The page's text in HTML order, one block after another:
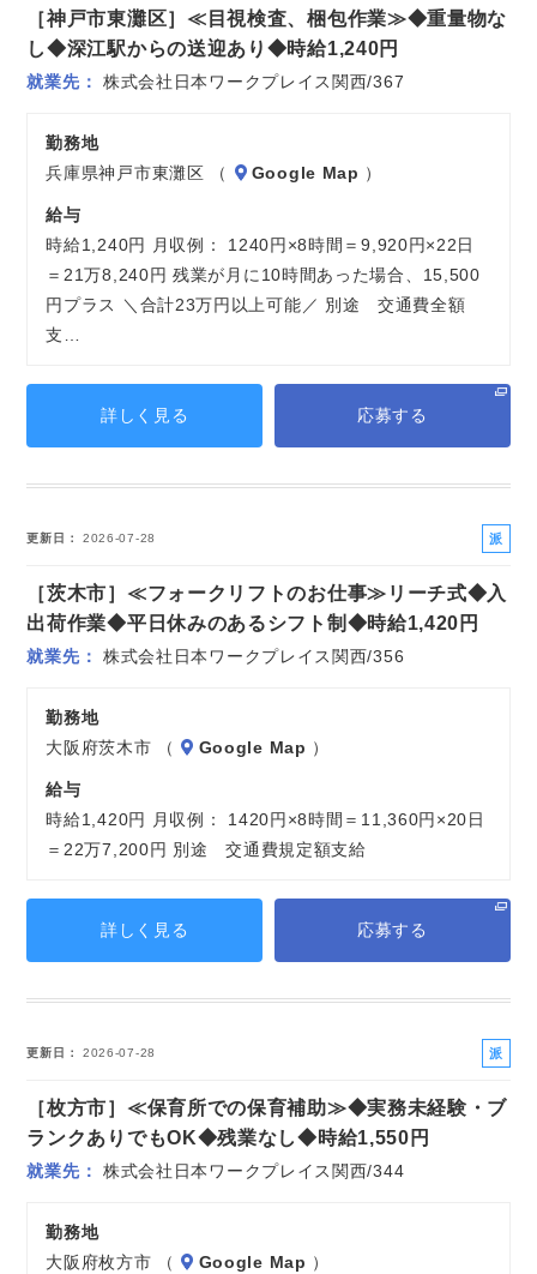
社
［神戸市東灘区］≪目視検査、梱包作業≫◆重量物な
し◆深江駅からの送迎あり◆時給1,240円
就業先 株式会社日本ワークプレイス関西/367
勤務地
兵庫県神戸市東灘区 （
Google Map ）
給与
時給1,240円 月収例： 1240円×8時間＝9,920円×22日
＝21万8,240円 残業が月に10時間あった場合、15,500
円プラス ＼合計23万円以上可能／ 別途 交通費全額
支…
詳しく見る 応募する
更新日 2026-07-28
派
社
［茨木市］≪フォークリフトのお仕事≫リーチ式◆入
出荷作業◆平日休みのあるシフト制◆時給1,420円
就業先 株式会社日本ワークプレイス関西/356
勤務地
大阪府茨木市 （
Google Map ）
給与
時給1,420円 月収例： 1420円×8時間＝11,360円×20日
＝22万7,200円 別途 交通費規定額支給
詳しく見る 応募する
更新日 2026-07-28
派
社
［枚方市］≪保育所での保育補助≫◆実務未経験・ブ
ランクありでもOK◆残業なし◆時給1,550円
就業先 株式会社日本ワークプレイス関西/344
勤務地
大阪府枚方市 （
Google Map ）